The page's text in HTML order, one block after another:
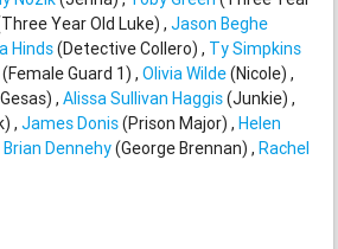
Year Old Luke) Jason Beghe
Hinds(Detective Collero) Ty Simpkins
(Female Guard 1) Olivia Wilde(Nicole)
Alissa Sullivan Haggis(Junkie)
James Donis(Prison Major) Helen
Brian Dennehy(George Brennan) Rachel